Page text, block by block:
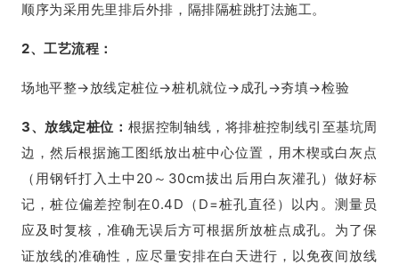
顺序为采用先里排后外排，隔排隔桩跳打法施工。
2、工艺流程：
场地平整→放线定桩位→桩机就位→成孔→夯填→检验
3、放线定桩位： 根据控制轴线，将排桩控制线引至基坑周
边，然后根据施工图纸放出桩中心位置，用木楔或白灰点
（用钢钎打入土中20～30cm拔出后用白灰灌孔）做好标
记，桩位偏差控制在0.4D（D=桩孔直径）以内。测量员
应及时复核，准确无误后方可根据所放桩点成孔。为了保
证放线的准确性，应尽量安排在白天进行，以免夜间放线